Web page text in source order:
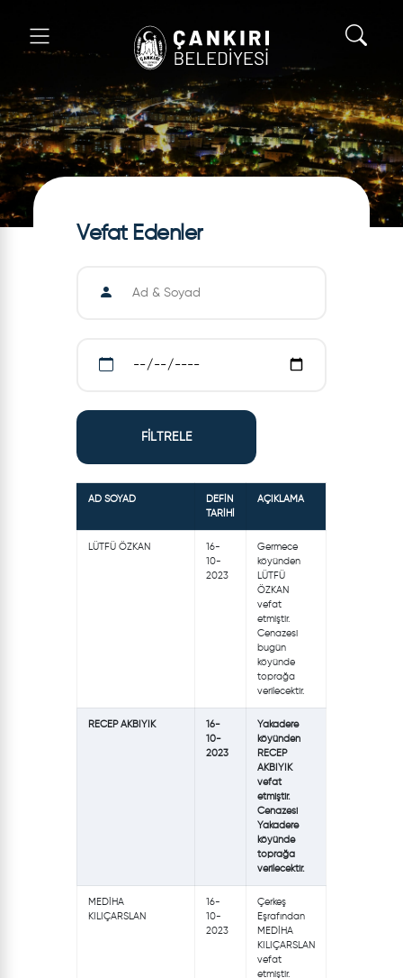
Vefat Edenler
FİLTRELE
AD SOYAD
DEFİN
TARİHİ
AÇIKLAMA
LÜTFÜ ÖZKAN
16-
10-
2023
Germece
köyünden
LÜTFÜ
ÖZKAN
vefat
etmiştir.
Cenazesi
bugün
köyünde
toprağa
verilecektir.
RECEP AKBIYIK
16-
10-
2023
Yakadere
köyünden
RECEP
AKBIYIK
vefat
etmiştir.
Cenazesi
Yakadere
köyünde
toprağa
verilecektir.
MEDİHA
KILIÇARSLAN
16-
10-
2023
Çerkeş
Eşrafından
MEDİHA
KILIÇARSLAN
vefat
etmiştir.